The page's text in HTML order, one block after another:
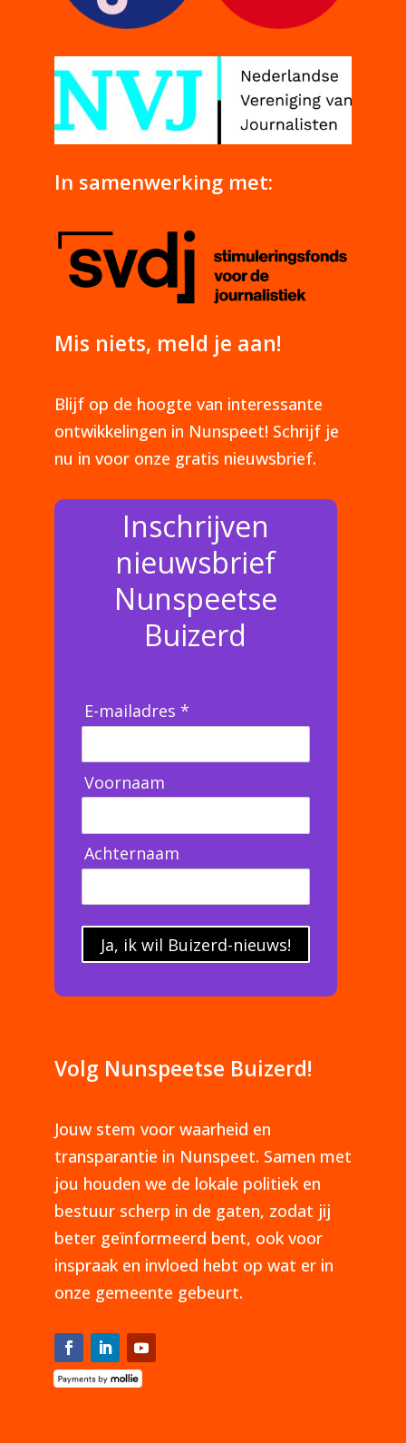
In samenwerking met:
Mis niets, meld je aan!
Blijf op de hoogte van interessante
ontwikkelingen in Nunspeet! Schrijf je
nu in voor onze gratis nieuwsbrief.
Inschrijven
nieuwsbrief
Nunspeetse
Buizerd
E-mailadres *
Voornaam
Achternaam
Ja, ik wil Buizerd-nieuws!
Volg Nunspeetse Buizerd!
Jouw stem voor waarheid en
transparantie in Nunspeet. Samen met
jou houden we de lokale politiek en
bestuur scherp in de gaten, zodat jij
beter geïnformeerd bent, ook voor
inspraak en invloed hebt op wat er in
onze gemeente gebeurt.